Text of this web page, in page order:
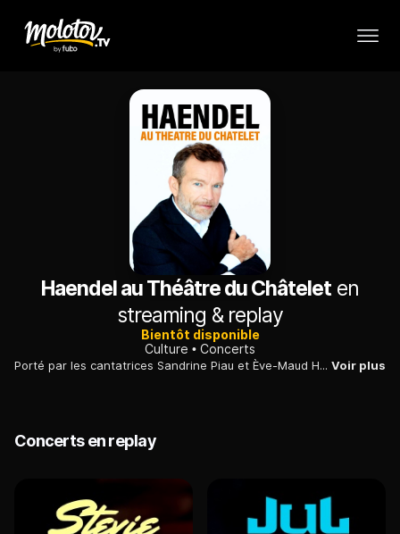
Haendel au Théâtre du Châteleten
streaming & replay
Bientôt disponible
Culture
Concerts
Porté par les cantatrices Sandrine Piau et Ève-Maud Hubeaux, accompagnées par l'ensemble Les Talens lyriques, un flamboyant concert en hommage au maître de l'opera seria. Voir plus
Concerts en replay